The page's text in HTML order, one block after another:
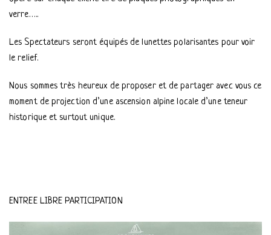
verre…..
Les Spectateurs seront équipés de lunettes polarisantes pour voir
le relief.
Nous sommes très heureux de proposer et de partager avec vous ce
moment de projection d’une ascension alpine locale d’une teneur
historique et surtout unique.
ENTREE LIBRE PARTICIPATION